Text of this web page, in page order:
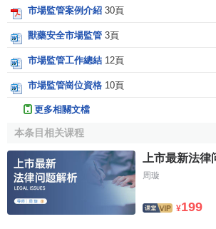
效率市場進行研究。以往對我國資本市場
證檢驗有，俞喬(1994)對上海、深圳
機假設進行檢驗。他利用上海、深圳的交
年4月底的各自綜合 股價指數
關檢驗、游程檢驗和非參量性檢驗，排除
效性結論。
市1993- 1995年間100家上市公司的送配
各家公司股價在公告前後的變化進行詳細
場對送配信息的反應。結果表明，上海股
反映送配信息，說明中國股市一定程度上
市場監管案例介紹 30頁
獸藥安全市場監管 3頁
市場監管工作總結 12頁
市場監管崗位資格 10頁
更多相關文檔
本条目相关课程
上市最新法
周璇
¥199